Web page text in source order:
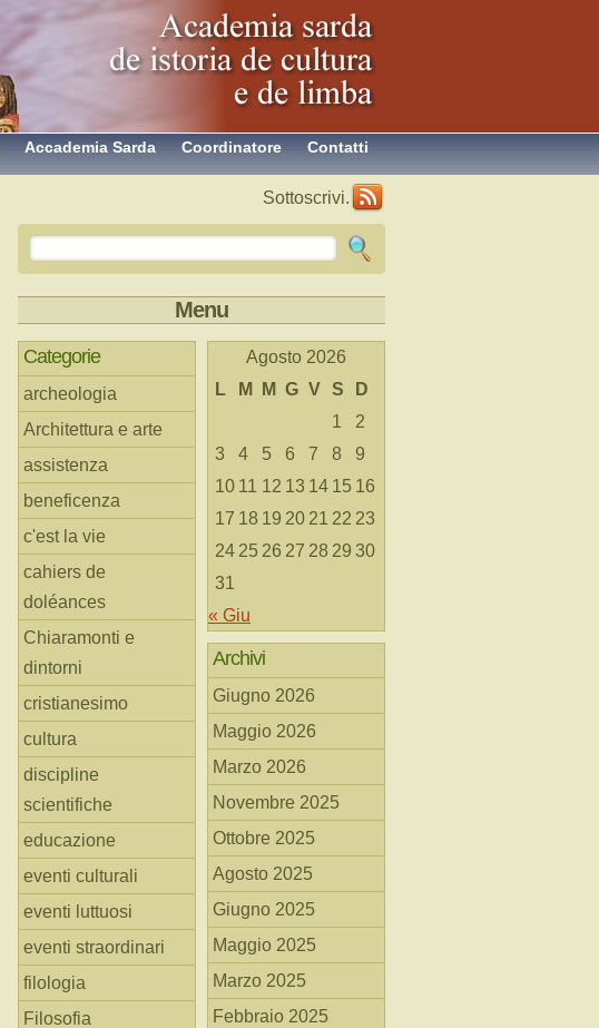
Contatti
Coordinatore
Accademia Sarda
Sottoscrivi.
Menu
Categorie
archeologia
Architettura e arte
assistenza
beneficenza
c'est la vie
cahiers de
doléances
Chiaramonti e
dintorni
cristianesimo
cultura
discipline
scientifiche
educazione
eventi culturali
eventi luttuosi
eventi straordinari
filologia
Filosofia
Agosto 2026
L
M M G V S
D
1
2
3
4 5 6 7 8
9
10 11 12 13 14 15 16
17 18 19 20 21 22 23
24 25 26 27 28 29 30
31
« Giu
Archivi
Giugno 2026
Maggio 2026
Marzo 2026
Novembre 2025
Ottobre 2025
Agosto 2025
Giugno 2025
Maggio 2025
Marzo 2025
Febbraio 2025